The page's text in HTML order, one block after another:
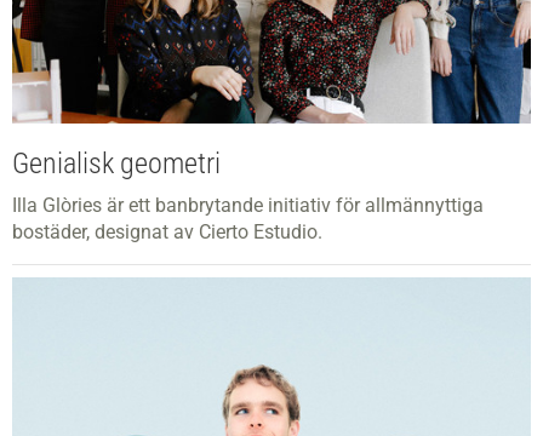
Genialisk geometri
Illa Glòries är ett banbrytande initiativ för allmännyttiga
bostäder, designat av Cierto Estudio.